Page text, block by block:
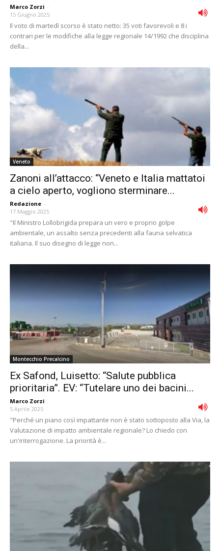
Marco Zorzi -
15 Giugno 2025
Il voto di martedì scorso è stato netto: 35 voti favorevoli e 8 i
contrari per le modifiche alla legge regionale 14/1992 che disciplina
della...
Veneto
Zanoni all’attacco: “Veneto e Italia mattatoi
a cielo aperto, vogliono sterminare...
Redazione -
17 Maggio 2025
"Il Ministro Lollobrigida prepara un vero e proprio golpe
ambientale, un assalto senza precedenti alla fauna selvatica
italiana. Il suo disegno di legge non...
Montecchio Precalcino
Ex Safond, Luisetto: “Salute pubblica
prioritaria”. EV: “Tutelare uno dei bacini...
Marco Zorzi -
5 Aprile 2025
"Perché un piano così impattante non è stato sottoposto alla Via, la
Valutazione di impatto ambientale regionale? Lo chiedo con
un'interrogazione. La priorità è...